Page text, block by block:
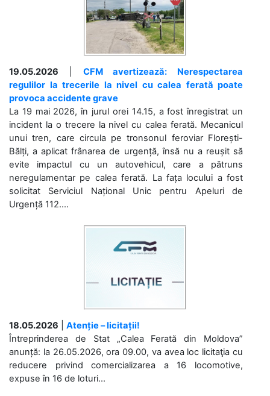
19.05.2026
CFM avertizează: Nerespectarea
regulilor la trecerile la nivel cu calea ferată poate
provoca accidente grave
La 19 mai 2026, în jurul orei 14.15, a fost înregistrat un
incident la o trecere la nivel cu calea ferată. Mecanicul
unui tren, care circula pe tronsonul feroviar Florești-
Bălți, a aplicat frânarea de urgență, însă nu a reușit să
evite impactul cu un autovehicul, care a pătruns
neregulamentar pe calea ferată. La fața locului a fost
solicitat Serviciul Național Unic pentru Apeluri de
Urgență 112....
18.05.2026
Atenție – licitații!
Întreprinderea de Stat „Calea Ferată din Moldova”
anunță: la 26.05.2026, ora 09.00, va avea loc licitaţia cu
reducere privind comercializarea a 16 locomotive,
expuse în 16 de loturi...